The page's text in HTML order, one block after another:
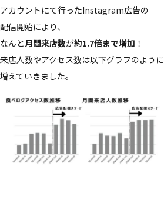
アカウントにて​行った​Instagram​広告の​
配信開始に​より、​
なんと月間来店数が約1.7倍まで​増加 ！
来店​人数や​アクセス数は​以下​グラフのように​
増えていきました。